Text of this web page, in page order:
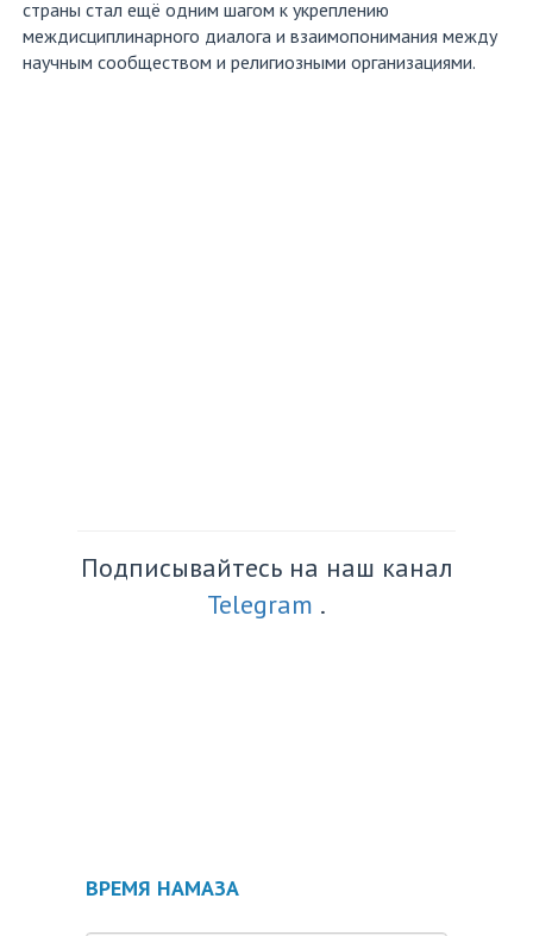
страны стал ещё одним шагом к укреплению
междисциплинарного диалога и взаимопонимания между
научным сообществом и религиозными организациями.
Подписывайтесь на наш канал
Telegram .
ВРЕМЯ НАМАЗА